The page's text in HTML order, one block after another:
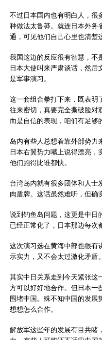
不过日本国内也有明白人，很
种做法太鲁莽。就连日本外务
通，可见他们自己心里也清楚
我国这边的反应很有智慧，不
日本大使叫来严肃谈话，然
是军事演习。
这一套组合拳打下来，既表明
往来密切，真要完全撕破脸对
而是自信的表现，咱们有足够
岛内有些人总想着靠外部势力
日本右翼势力嘴上说得漂亮
他们跑得比谁都快。
台湾岛内就有很多团体和人士
肉盾牌。这话虽然难听，但确
说到钓鱼岛问题，这更是中日
已经正常化了，日本那边每次
这次演习选在黄海中部也很有
示实力，又不会太过激化矛盾。
其实中日关系走到今天紧张这
方可以好好地合作。但日本一
围堵中国。殊不知中国的发展
想想怎么合作。
解放军这些年的发展有目共睹